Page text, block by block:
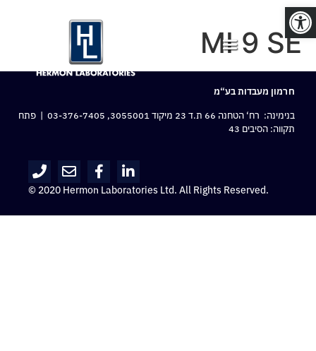
פתח סרגל נגישות
MI 9 SE
חרמון מעבדות בע“מ
בנימינה: רח‘ הטחנה 66 ת.ד 23 מיקוד 3055001,
03-376-7405 | פתח
תקווה: הסיבים 43
© 2020 Hermon Laboratories Ltd. All Rights Reserved.